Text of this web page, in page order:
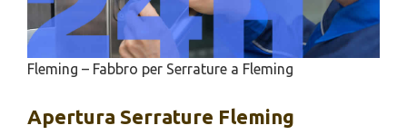
Fleming – Fabbro per Serrature a Fleming
Apertura Serrature Fleming